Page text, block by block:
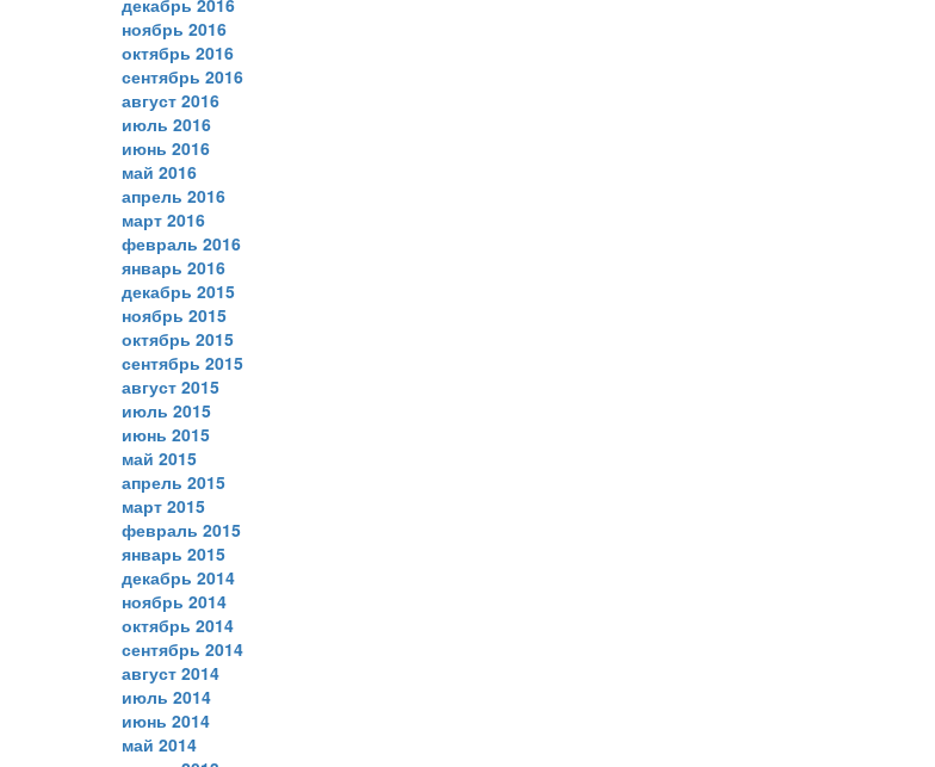
декабрь 2016
ноябрь 2016
октябрь 2016
сентябрь 2016
август 2016
июль 2016
июнь 2016
май 2016
апрель 2016
март 2016
февраль 2016
январь 2016
декабрь 2015
ноябрь 2015
октябрь 2015
сентябрь 2015
август 2015
июль 2015
июнь 2015
май 2015
апрель 2015
март 2015
февраль 2015
январь 2015
декабрь 2014
ноябрь 2014
октябрь 2014
сентябрь 2014
август 2014
июль 2014
июнь 2014
май 2014